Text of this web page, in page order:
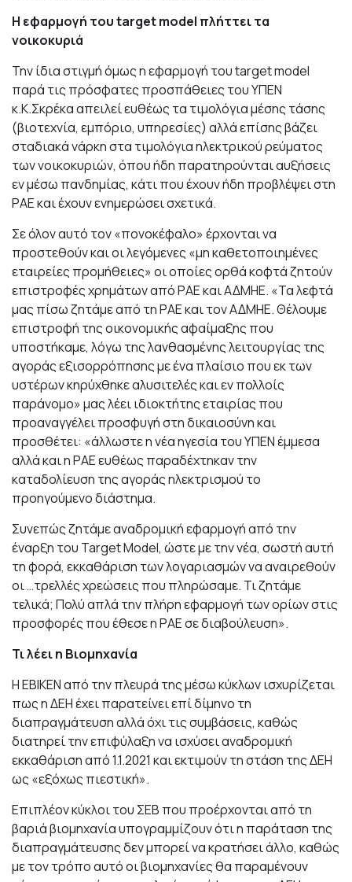
Η εφαρμογή του target model πλήττει τα
νοικοκυριά
Την ίδια στιγμή όμως η εφαρμογή του target model
παρά τις πρόσφατες προσπάθειες του ΥΠΕΝ
κ.Κ.Σκρέκα απειλεί ευθέως τα τιμολόγια μέσης τάσης
(βιοτεχνία, εμπόριο, υπηρεσίες) αλλά επίσης βάζει
σταδιακά νάρκη στα τιμολόγια ηλεκτρικού ρεύματος
των νοικοκυριών, όπου ήδη παρατηρούνται αυξήσεις
εν μέσω πανδημίας, κάτι που έχουν ήδη προβλέψει στη
ΡΑΕ και έχουν ενημερώσει σχετικά.
Σε όλον αυτό τον «πονοκέφαλο» έρχονται να
προστεθούν και οι λεγόμενες «μη καθετοποιημένες
εταιρείες προμήθειες» οι οποίες ορθά κοφτά ζητούν
επιστροφές χρημάτων από ΡΑΕ και ΑΔΜΗΕ. «Τα λεφτά
μας πίσω ζητάμε από τη ΡΑΕ και τον ΑΔΜΗΕ. Θέλουμε
επιστροφή της οικονομικής αφαίμαξης που
υποστήκαμε, λόγω της λανθασμένης λειτουργίας της
αγοράς εξισορρόπησης με ένα πλαίσιο που εκ των
υστέρων κηρύχθηκε αλυσιτελές και εν πολλοίς
παράνομο» μας λέει ιδιοκτήτης εταιρίας που
προαναγγέλει προσφυγή στη δικαιοσύνη και
προσθέτει: «άλλωστε η νέα ηγεσία του ΥΠΕΝ έμμεσα
αλλά και η ΡΑΕ ευθέως παραδέχτηκαν την
καταδολίευση της αγοράς ηλεκτρισμού το
προηγούμενο διάστημα.
Συνεπώς ζητάμε αναδρομική εφαρμογή από την
έναρξη του Target Model, ώστε με την νέα, σωστή αυτή
τη φορά, εκκαθάριση των λογαριασμών να αναιρεθούν
οι …τρελλές χρεώσεις που πληρώσαμε. Τι ζητάμε
τελικά; Πολύ απλά την πλήρη εφαρμογή των ορίων στις
προσφορές που έθεσε η ΡΑΕ σε διαβούλευση».
Τι λέει η Βιομηχανία
Η ΕΒΙΚΕΝ από την πλευρά της μέσω κύκλων ισχυρίζεται
πως η ΔΕΗ έχει παρατείνει επί δίμηνο τη
διαπραγμάτευση αλλά όχι τις συμβάσεις, καθώς
διατηρεί την επιφύλαξη να ισχύσει αναδρομική
εκκαθάριση από 1.1.2021 και εκτιμούν τη στάση της ΔΕΗ
ως «εξόχως πιεστική».
Επιπλέον κύκλοι του ΣΕΒ που προέρχονται από τη
βαριά βιομηχανία υπογραμμίζουν ότι η παράταση της
διαπραγμάτευσης δεν μπορεί να κρατήσει άλλο, καθώς
με τον τρόπο αυτό οι βιομηχανίες θα παραμένουν